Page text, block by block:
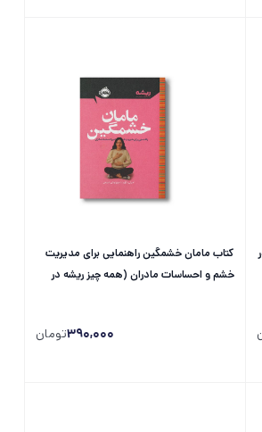
کتاب مامان خشمگین راهنمایی برای مدیریت
خشم و احساسات مادران (همه چیز ریشه در
390,000تومان